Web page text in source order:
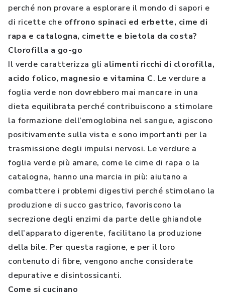
perché non provare a esplorare il mondo di sapori e
di ricette che offrono spinaci ed erbette, cime di
rapa e catalogna, cimette e bietola da costa?
Clorofilla a go-go
Il verde caratterizza gli alimenti ricchi di clorofilla,
acido folico, magnesio e vitamina C. Le verdure a
foglia verde non dovrebbero mai mancare in una
dieta equilibrata perché contribuiscono a stimolare
la formazione dell’emoglobina nel sangue, agiscono
positivamente sulla vista e sono importanti per la
trasmissione degli impulsi nervosi. Le verdure a
foglia verde più amare, come le cime di rapa o la
catalogna, hanno una marcia in più: aiutano a
combattere i problemi digestivi perché stimolano la
produzione di succo gastrico, favoriscono la
secrezione degli enzimi da parte delle ghiandole
dell’apparato digerente, facilitano la produzione
della bile. Per questa ragione, e per il loro
contenuto di fibre, vengono anche considerate
depurative e disintossicanti.
Come si cucinano